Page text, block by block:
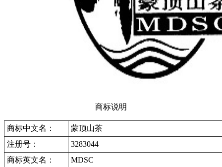
商标说明
商标中文名：
蒙顶山茶
注册号：
3283044
商标英文名：
MDSC